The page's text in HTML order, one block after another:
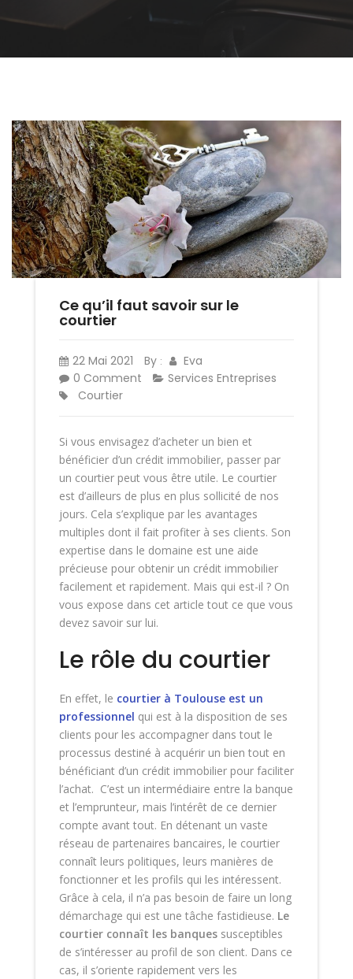
Ce qu’il faut savoir sur le
courtier
22 Mai 2021 By :
Eva
0 Comment
Services Entreprises
Courtier
Si vous envisagez d’acheter un bien et
bénéficier d’un crédit immobilier, passer par
un courtier peut vous être utile. Le courtier
est d’ailleurs de plus en plus sollicité de nos
jours. Cela s’explique par les avantages
multiples dont il fait profiter à ses clients. Son
expertise dans le domaine est une aide
précieuse pour obtenir un crédit immobilier
facilement et rapidement. Mais qui est-il ? On
vous expose dans cet article tout ce que vous
devez savoir sur lui.
Le rôle du courtier
En effet, le courtier à Toulouse est un
professionnel qui est à la disposition de ses
clients pour les accompagner dans tout le
processus destiné à acquérir un bien tout en
bénéficiant d’un crédit immobilier pour faciliter
l’achat. C’est un intermédiaire entre la banque
et l’emprunteur, mais l’intérêt de ce dernier
compte avant tout. En détenant un vaste
réseau de partenaires bancaires, le courtier
connaît leurs politiques, leurs manières de
fonctionner et les profils qui les intéressent.
Grâce à cela, il n’a pas besoin de faire un long
démarchage qui est une tâche fastidieuse. Le
courtier connaît les banques susceptibles
de s’intéresser au profil de son client. Dans ce
cas, il s’oriente rapidement vers les